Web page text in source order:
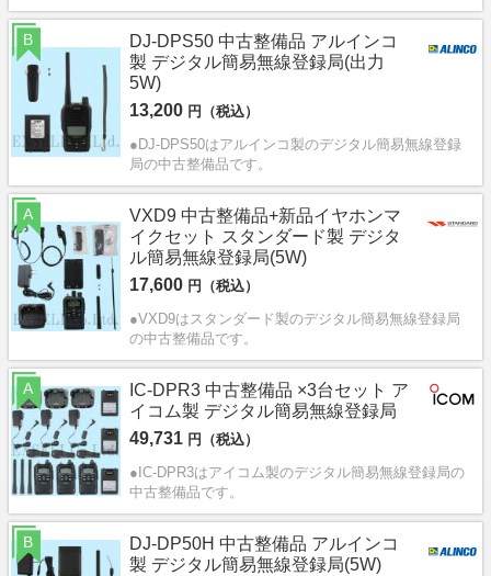
DJ-DPS50 中古整備品 アルインコ
製 デジタル簡易無線登録局(出力
5W)
13,200 円（税込）
●DJ-DPS50はアルインコ製のデジタル簡易無線登録
局の中古整備品です。
B
VXD9 中古整備品+新品イヤホンマ
イクセット スタンダード製 デジタ
ル簡易無線登録局(5W)
17,600 円（税込）
●VXD9はスタンダード製のデジタル簡易無線登録局
の中古整備品です。
A
IC-DPR3 中古整備品 ×3台セット ア
イコム製 デジタル簡易無線登録局
49,731 円（税込）
●IC-DPR3はアイコム製のデジタル簡易無線登録局の
中古整備品です。
A
DJ-DP50H 中古整備品 アルインコ
製 デジタル簡易無線登録局(5W)
B